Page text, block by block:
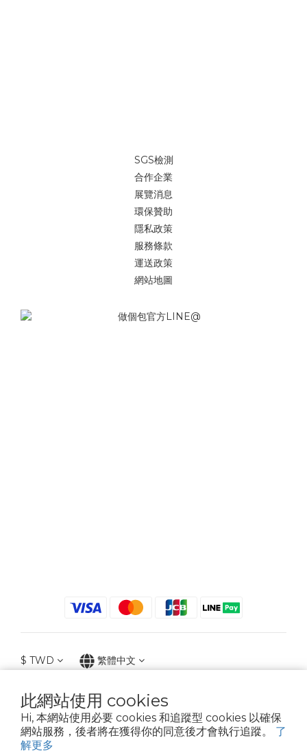
此網站使用 cookies
Hi, 本網站使用必要 cookies 和追蹤型 cookies 以確保
網站服務，後者將在獲得你的同意後才會執行追蹤。 了
解更多
SGS檢測
合作企業
展覽消息
環保贊助
隱私政策
服務條款
運送政策
網站地圖
$ TWD 繁體中文
2021 © iGreenbag | DoaBag | Working Hrs 8:30 - 18:00｜新北市新莊區中正路
659-5號3樓 | 02-2903-8800 | 統編 : 28396448 (唯一統編無關係企業)